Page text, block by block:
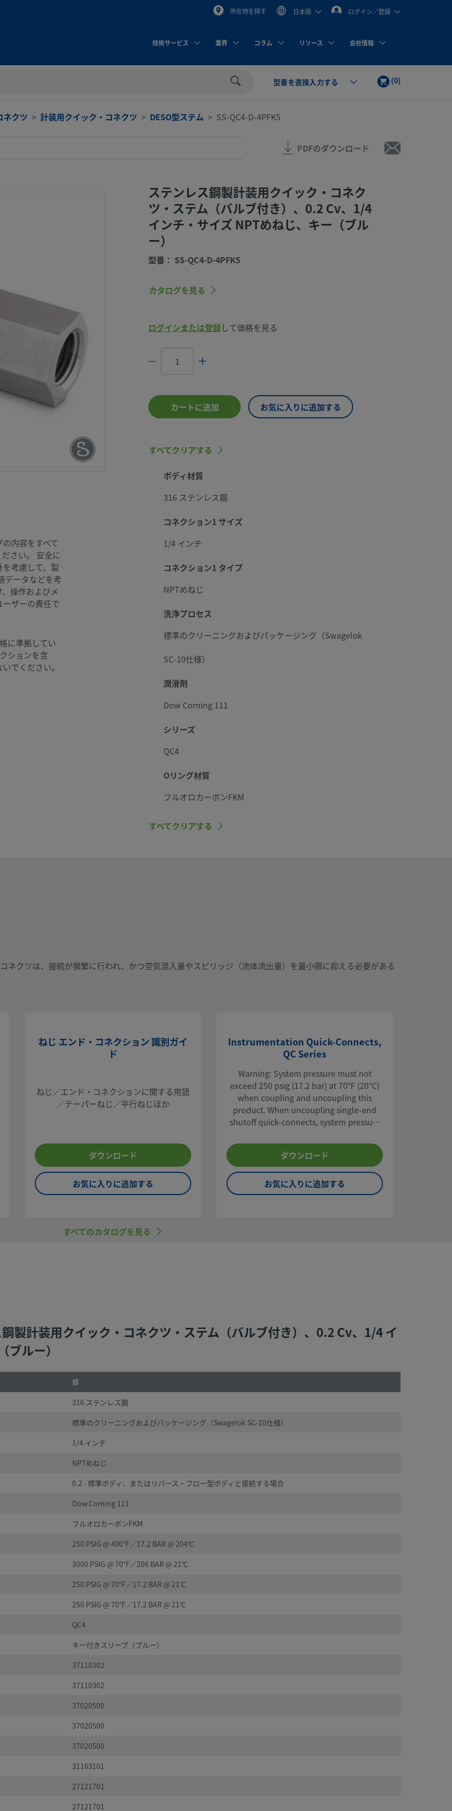
所在地を探す 日本語 ログイン／登録
技術サービス 業界 コラム リソース 会社情報
型番を直接入力する
カ
(0)
ネクツ 計装用クイック・コネクツ DESO型ステム SS-QC4-D-4PFK5
コネク
1/4 イ
ルー）
QC4-D-4PFK5
ス・フロー型ボディ
@ 21℃
続が頻繁に行われ、
要がある用途に適
社までお問い合わせ
バイスも提供いた
、シス
い。
ない部
他社製
PDFのダウンロード
内容をすべて
さい。 安全に
考慮して、製
データなどを考
操作およびメ
ザーの責任で
に準拠してい
ションを含
でください。
ステンレス鋼製計装用クイック・コネク
ツ・ステム（バルブ付き）、0.2 Cv、1/4
インチ・サイズ NPTめねじ、キー（ブル
ー）
型番： SS-QC4-D-4PFK5
カタログを見る
ログインまたは登録して価格を見る
カートに追加 お気に入りに追加する
すべてクリアする
316 ステンレス鋼
ボディ材質
1/4 インチ
コネクション1 サイズ
NPTめねじ
コネクション1 タイプ
標準のクリーニングおよびパッケージング（Swagelok
SC-10仕様）
洗浄プロセス
Dow Corning 111
潤滑剤
QC4
シリーズ
フルオロカーボンFKM
Oリング材質
最大CV
すべてクリアする
クツは、接続が頻繁に行われ、かつ空気混入量やスピリッジ（流体流出量）を最小限に抑える必要がある
ねじ エンド・コネクション 識別ガイ
ド
ねじ／エンド・コネクションに関する用語
／テーパーねじ／平行ねじほか
ダウンロード
お気に入りに追加する
Instrumentation Quick-Connects,
QC Series
Warning: System pressure must not
exceed 250 psig (17.2 bar) at 70°F (20°C)
when coupling and uncoupling this
product. When uncoupling single-end
shutoff quick-connects, system pressure
ダウンロード
お気に入りに追加する
すべてのカタログを見る
製計装用クイック・コネクツ・ステム（バルブ付き）、0.2 Cv、1/4 イ
ルー）
値
316 ステンレス鋼
標準のクリーニングおよびパッケージング（Swagelok SC-10仕様）
1/4 インチ
NPTめねじ
0.2 - 標準ボディ、またはリバース・フロー型ボディと接続する場合
Dow Corning 111
フルオロカーボンFKM
250 PSIG @ 400°F／17.2 BAR @ 204℃
3000 PSIG @ 70°F／206 BAR @ 21℃
250 PSIG @ 70°F／17.2 BAR @ 21℃
250 PSIG @ 70°F／17.2 BAR @ 21℃
QC4
キー付きスリーブ（ブルー）
37110302
37110302
37020500
37020500
37020500
31163101
27121701
27121701